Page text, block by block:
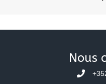
Nous